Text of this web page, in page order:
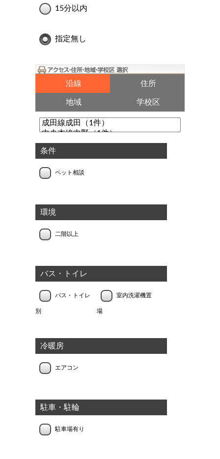
15分以内
指定無し
沿線 住所
地域 学校区
条件
ペット相談
環境
二階以上
バス・トイレ
バス・トイレ
別
室内洗濯機置
場
冷暖房
エアコン
駐車・駐輪
駐車場有り